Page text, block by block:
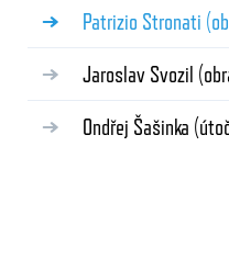
Patrizio Stronati
Jaroslav Svozil
Ondřej Šašinka